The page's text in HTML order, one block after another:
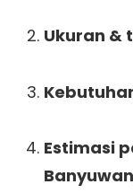
Ukuran &
Estimasi